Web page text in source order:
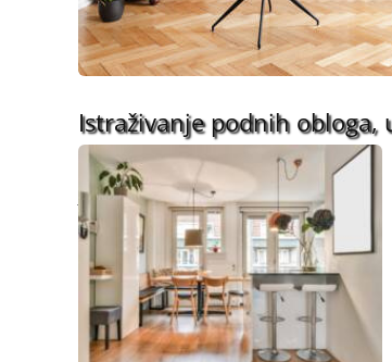
Istraživanje podnih
reciklirane materijale
jul 21, 2026